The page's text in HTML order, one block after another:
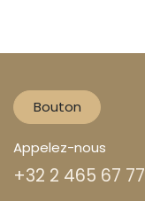
Bouton
Appelez-nous
+32 2 465 67 77